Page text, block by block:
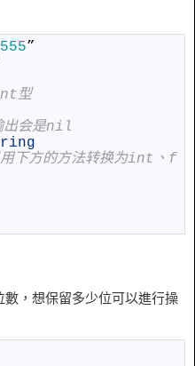
”
型
出会是nil
下方的方法转换为int、f
，想保留多少位可以進行操